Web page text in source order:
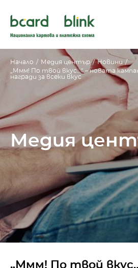
Начало / Медия център / Новини /
„Ммм! По твой вкус…“ – новата
награди за всеки вкус
Медия
„Ммм! По твой